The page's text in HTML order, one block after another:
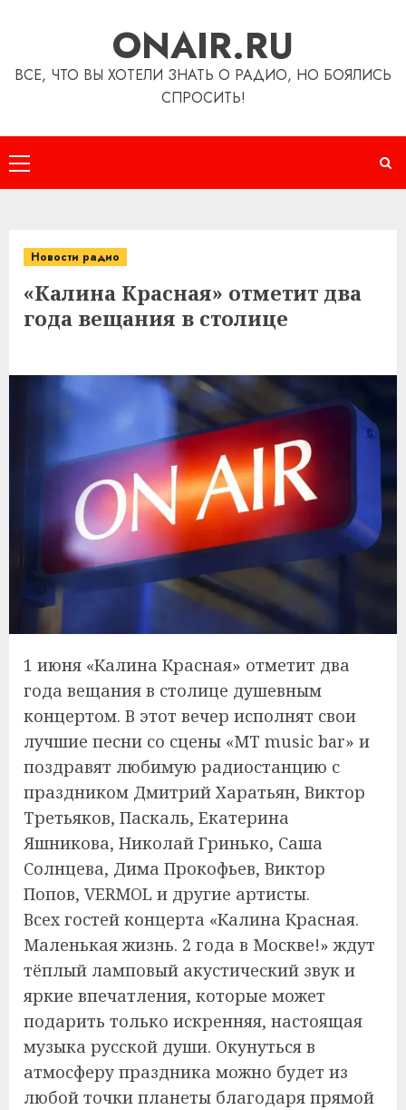
ONAIR.RU
ВСЕ, ЧТО ВЫ ХОТЕЛИ ЗНАТЬ О РАДИО, НО БОЯЛИСЬ
СПРОСИТЬ!
Основное
меню
Новости радио
«Калина Красная» отметит два
года вещания в столице
1 июня «Калина Красная» отметит два
года вещания в столице душевным
концертом. В этот вечер исполнят свои
лучшие песни со сцены «МТ music bar» и
поздравят любимую радиостанцию с
праздником Дмитрий Харатьян, Виктор
Третьяков, Паскаль, Екатерина
Яшникова, Николай Гринько, Саша
Солнцева, Дима Прокофьев, Виктор
Попов, VERMOL и другие артисты.
Всех гостей концерта «Калина Красная.
Маленькая жизнь. 2 года в Москве!» ждут
тёплый ламповый акустический звук и
яркие впечатления, которые может
подарить только искренняя, настоящая
музыка русской души. Окунуться в
атмосферу праздника можно будет из
любой точки планеты благодаря прямой